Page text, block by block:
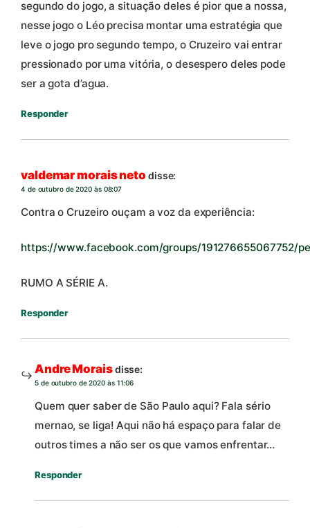
segundo do jogo, a situação deles é pior que a nossa,
nesse jogo o Léo precisa montar uma estratégia que
leve o jogo pro segundo tempo, o Cruzeiro vai entrar
pressionado por uma vitória, o desespero deles pode
ser a gota d’agua.
Responder
valdemar morais neto disse:
4 de outubro de 2020 às 08:07
Contra o Cruzeiro ouçam a voz da experiência:
https://www.facebook.com/groups/191276655067752/
RUMO A SÉRIE A.
Responder
Andre Moraisdisse:
5 de outubro de 2020 às 11:06
Quem quer saber de São Paulo aqui? Fala sério
mernao, se liga! Aqui não há espaço para falar de
outros times a não ser os que vamos enfrentar…
Responder